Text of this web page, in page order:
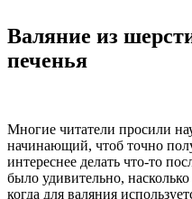
Валяние из
печенья
Многие читатели просили
начинающий, чтоб точно
интереснее делать что-то
было удивительно,
когда для валяния